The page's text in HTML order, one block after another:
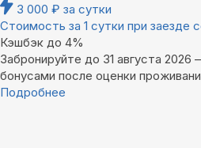
3 000 ₽ за сутки
Стоимость за 1 сутки при заезде
Кэшбэк до 4%
Забронируйте до 31 августа
бонусами после оценки
Подробнее